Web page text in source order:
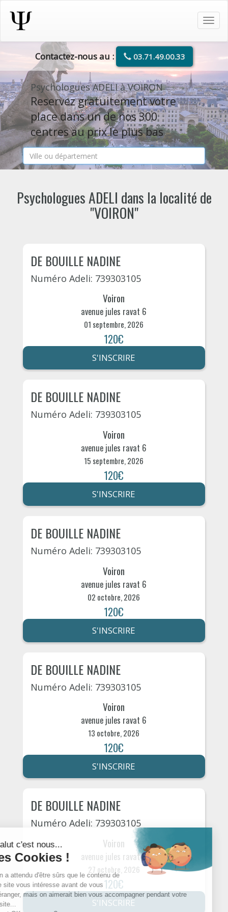
Contactez-nous au : 03.71.49.00.33
Psychologues ADELI à VOIRON
Reservez gratuitement votre
place dans un de nos 300
centres au prix le plus bas
Psychologues ADELI dans la localité de
"VOIRON"
DE BOUILLE NADINE
Numéro Adeli: 739303105
Voiron
avenue jules ravat 6
01 septembre, 2026
120€
S'INSCRIRE
DE BOUILLE NADINE
Numéro Adeli: 739303105
Voiron
avenue jules ravat 6
15 septembre, 2026
120€
S'INSCRIRE
DE BOUILLE NADINE
Numéro Adeli: 739303105
Voiron
avenue jules ravat 6
02 octobre, 2026
120€
S'INSCRIRE
DE BOUILLE NADINE
Numéro Adeli: 739303105
Voiron
avenue jules ravat 6
13 octobre, 2026
120€
S'INSCRIRE
DE BOUILLE NADINE
Numéro Adeli: 739303105
Voiron
avenue jules ravat 6
27 octobre, 2026
120€
S'INSCRIRE